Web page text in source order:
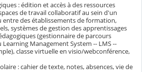
: édition et accès à des ressources
de travail collaboratif au sein d'un
entre des établissements de formation,
systèmes de gestion des apprentissages
(gestionnaire de parcours
Management System -- LMS --
classe virtuelle en visio/webconférence,
: cahier de texte, notes, absences, vie de